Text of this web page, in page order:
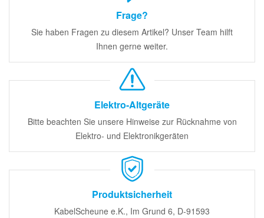
Frage?
Sie haben Fragen zu diesem Artikel? Unser Team hilft
Ihnen gerne weiter.
Elektro-Altgeräte
Bitte beachten Sie unsere Hinweise zur Rücknahme von
Elektro- und Elektronikgeräten
Produktsicherheit
KabelScheune e.K., Im Grund 6, D-91593